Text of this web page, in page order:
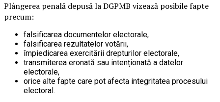
Plângerea penală depusă la DGPMB vizează posibile fapte
precum:
falsificarea documentelor electorale,
falsificarea rezultatelor votării,
împiedicarea exercitării drepturilor electorale,
transmiterea eronată sau intenționată a datelor
electorale,
orice alte fapte care pot afecta integritatea procesului
electoral.